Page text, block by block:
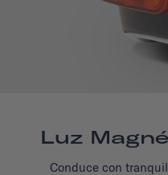
Luz
Conduce con